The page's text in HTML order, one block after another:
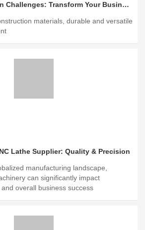
Conquer Production Challenges: Transform Your Business with Innovative Concrete Block Molds!
materials, durable and versatile
Lathe Supplier: Quality & Precision
manufacturing landscape,
can significantly impact
overall business success